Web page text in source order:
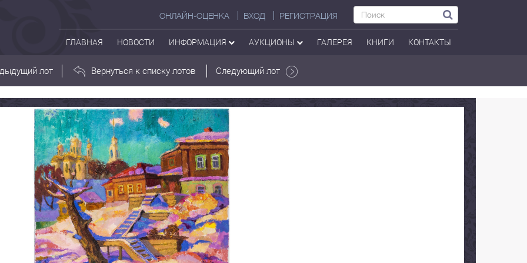
ОНЛАЙН-ОЦЕНКА ВХОД РЕГИСТРАЦИЯ
ГЛАВНАЯ НОВОСТИ ИНФОРМАЦИЯ АУКЦИОНЫ ГАЛЕРЕЯ КНИГИ КОНТАКТЫ
лот Вернуться к списку лотов Следующий лот